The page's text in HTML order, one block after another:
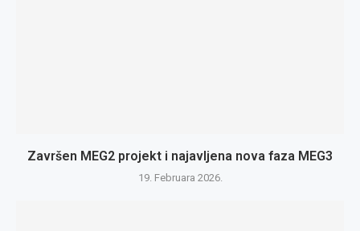
Završen MEG2 projekt i najavljena nova faza MEG3
19. Februara 2026.